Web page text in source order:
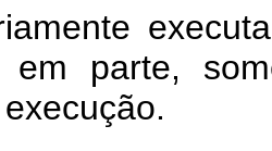
em parte,